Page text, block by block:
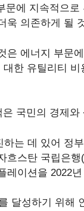
문에 지속적으
욱 의존하게 될
은 에너지 부문
한 유틸리티
국민의 경제
는 데 있어 정
흐스탄 국립은
레이션을 2022
달성하기 위해